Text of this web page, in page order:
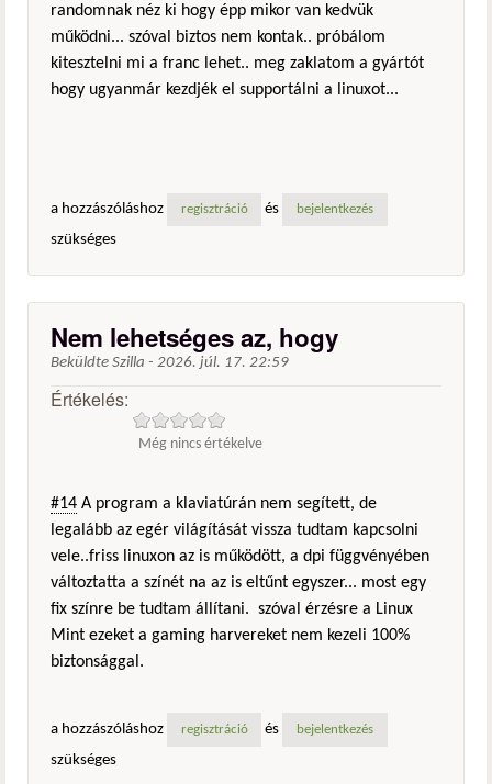
randomnak néz ki hogy épp mikor van kedvük
működni... szóval biztos nem kontak.. próbálom
kitesztelni mi a franc lehet.. meg zaklatom a gyártót
hogy ugyanmár kezdjék el supportálni a linuxot...
a hozzászóláshoz regisztráció és bejelentkezés
szükséges
Nem lehetséges az, hogy
Beküldte Szilla - 2026. júl. 17. 22:59
Értékelés:
Még nincs értékelve
#14 A program a klaviatúrán nem segített, de
legalább az egér világítását vissza tudtam kapcsolni
vele..friss linuxon az is működött, a dpi függvényében
változtatta a színét na az is eltűnt egyszer... most egy
fix színre be tudtam állítani. szóval érzésre a Linux
Mint ezeket a gaming harvereket nem kezeli 100%
biztonsággal.
a hozzászóláshoz regisztráció és bejelentkezés
szükséges